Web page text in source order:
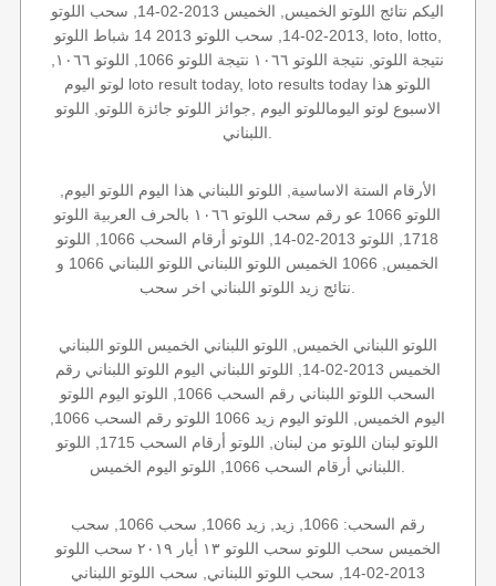
اليكم نتائج اللوتو الخميس, الخميس 2013-02-14, سحب اللوتو
2013-02-14, سحب اللوتو 2013 14 شباط اللوتو, loto, lotto,
لوتو اليوم loto result today, loto results today اللوتو هذا
الاسبوع لوتو اليوماللوتو اليوم ,جوائز اللوتو جائزة اللوتو, اللوتو
الأرقام الستة الاساسية, اللوتو اللبناني هذا اليوم اللوتو اليوم,
اللوتو 1066 عو رقم سحب اللوتو ١٠٦٦ بالحرف العربية اللوتو
1718, اللوتو 2013-02-14, اللوتو أرقام السحب 1066, اللوتو
الخميس, 1066 الخميس اللوتو اللبناني اللوتو اللبناني 1066 و
اللوتو اللبناني الخميس, اللوتو اللبناني الخميس اللوتو اللبناني
الخميس 2013-02-14, اللوتو اللبناني اليوم اللوتو اللبناني رقم
السحب اللوتو اللبناني رقم السحب 1066, اللوتو اليوم اللوتو
اللوتو لبنان اللوتو من لبنان, اللوتو أرقام السحب 1715, اللوتو
رقم السحب: 1066, زيد, زيد 1066, سحب 1066, سحب
الخميس سحب اللوتو سحب اللوتو ١٣ أيار ٢٠١٩ سحب اللوتو
2013-02-14, سحب اللوتو اللبناني, سحب اللوتو اللبناني